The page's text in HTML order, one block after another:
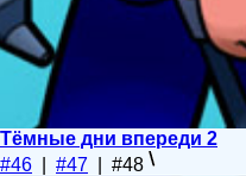
Тёмные дни впереди 2
#46
#47 | #48